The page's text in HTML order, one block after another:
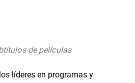
de películas
líderes en programas y